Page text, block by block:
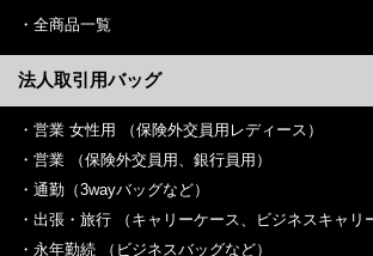
全商品一覧
法人取引用バッグ
営業 女性用 （保険外交員用レディース）
営業 （保険外交員用、銀行員用）
通勤（3wayバッグなど）
出張・旅行 （キャリーケース、ビジネスキャリ
永年勤続 （ビジネスバッグなど）